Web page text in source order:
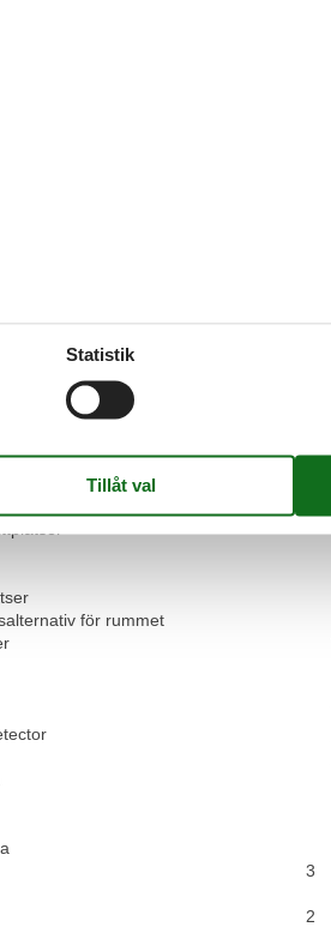
för rummet
3
2
Statistik